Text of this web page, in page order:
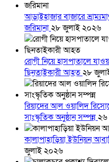
আড়াইহাজার বাজারে
জরিমানা২৮ জুলাই ২০২৬
রোগী নিয়ে হাসপাতালে
ছিনতাইকারী আহত২৮
রিয়াদের আল ওয়ালিদ
সাংস্কৃতিক অনুষ্ঠান সম্পন্ন২৬
কালাপাহাড়িয়া ইউনিয়ন
জুলাই ২০২৬